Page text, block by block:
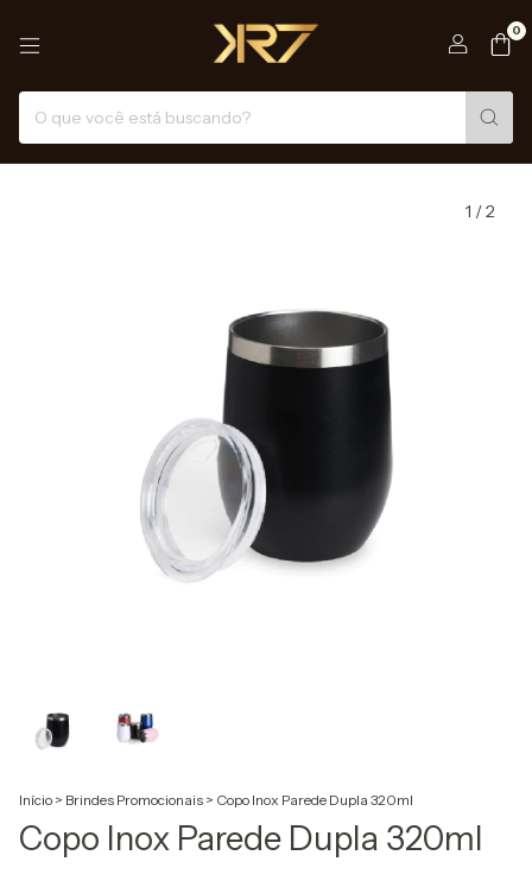
0
1 /2
Início > Brindes Promocionais > Copo Inox Parede Dupla 320ml
Copo Inox Parede Dupla 320ml